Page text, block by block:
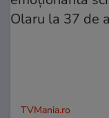
TVMania.ro